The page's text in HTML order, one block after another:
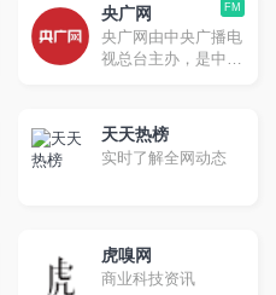
FM
央广网
央广网由中央广播电
视总台主办，是中央
名，以音频收听为特
色，将打造为新闻门
户，成为优势突出、
天天热榜
实时了解全网动态
虎嗅网
商业科技资讯